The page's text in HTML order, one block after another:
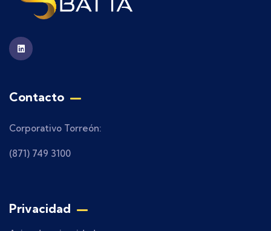
Contacto
Corporativo Torreón:
(871) 749 3100
Privacidad